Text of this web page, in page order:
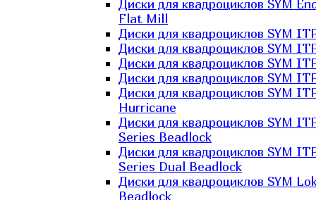
Диски для квадроциклов SYM
Flat Mill
Диски для квадроциклов SYM
Диски для квадроциклов SYM
Диски для квадроциклов SYM
Диски для квадроциклов SYM
Диски для квадроциклов SYM
Hurricane
Диски для квадроциклов SYM
Series Beadlock
Диски для квадроциклов SYM
Series Dual Beadlock
Диски для квадроциклов SYM
Beadlock